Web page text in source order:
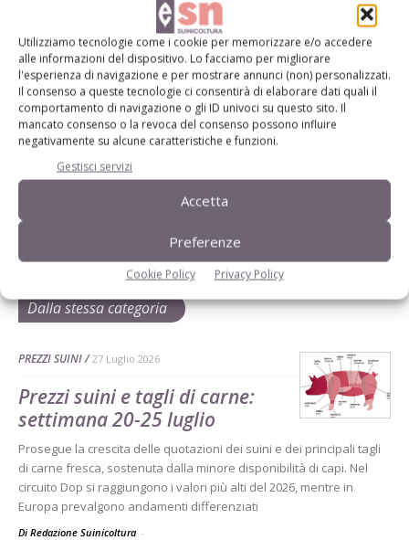
Utilizziamo tecnologie come i cookie per memorizzare e/o accedere
alle informazioni del dispositivo. Lo facciamo per migliorare
l'esperienza di navigazione e per mostrare annunci (non) personalizzati.
Il consenso a queste tecnologie ci consentirà di elaborare dati quali il
comportamento di navigazione o gli ID univoci su questo sito. Il
mancato consenso o la revoca del consenso possono influire
negativamente su alcune caratteristiche e funzioni.
Gestisci servizi
Accetta
Preferenze
Cookie Policy Privacy Policy
L'Esperto risponde
I consigli di Terra e Vita agli agricoltori
Cerca adesso
Dalla stessa categoria
PREZZI SUINI 27 Luglio 2026
Prezzi suini e tagli di carne:
settimana 20-25 luglio
Prosegue la crescita delle quotazioni dei suini e dei principali tagli
di carne fresca, sostenuta dalla minore disponibilità di capi. Nel
circuito Dop si raggiungono i valori più alti del 2026, mentre in
Europa prevalgono andamenti differenziati
Di Redazione Suinicoltura -